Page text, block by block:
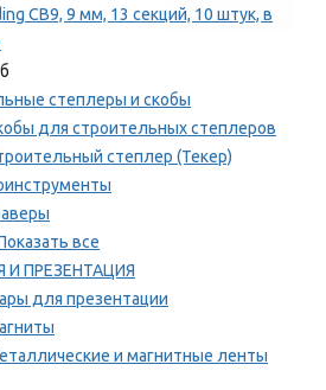
CB9, 9 мм, 13 секций, 10 штук, в
степлеры и скобы
для строительных степлеров
степлер (Текер)
все
ПРЕЗЕНТАЦИЯ
для презентации
и магнитные ленты